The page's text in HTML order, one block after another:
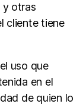
y otras
cliente tiene
uso que
en el
de quien lo